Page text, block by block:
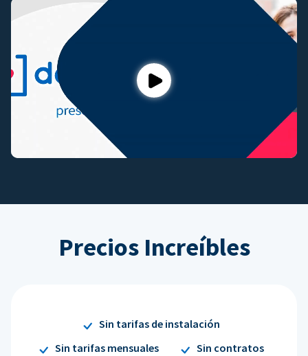
Play
Precios Increíbles
Sin tarifas de instalación
Sin tarifas mensuales
Sin contratos